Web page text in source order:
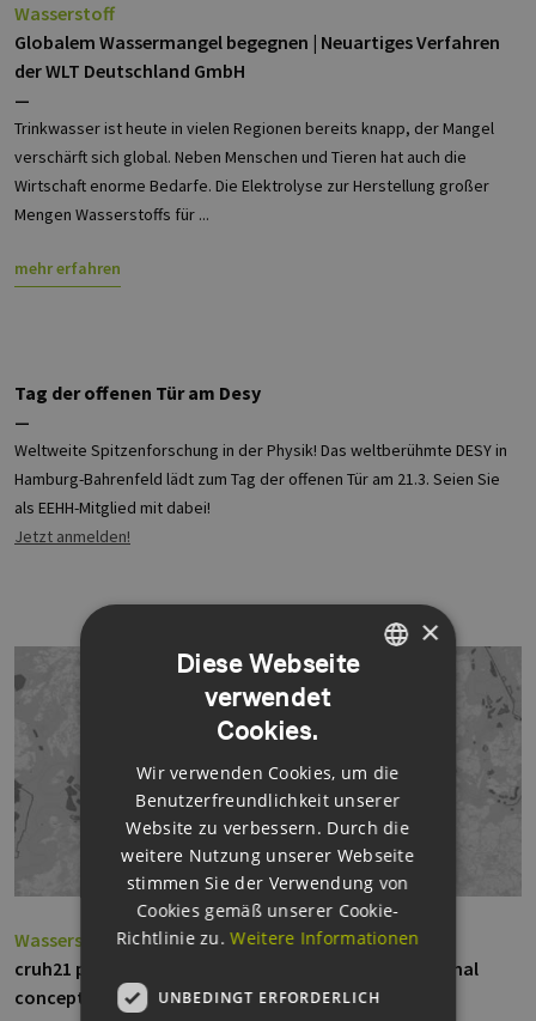
Wasserstoff
Globalem Wassermangel begegnen | Neuartiges Verfahren
der WLT Deutschland GmbH
—
Trinkwasser ist heute in vielen Regionen bereits knapp, der Mangel
verschärft sich global. Neben Menschen und Tieren hat auch die
Wirtschaft enorme Bedarfe. Die Elektrolyse zur Herstellung großer
Mengen Wasserstoffs für ...
mehr erfahren
Tag der offenen Tür am Desy
—
Weltweite Spitzenforschung in der Physik! Das weltberühmte DESY in
Hamburg-Bahrenfeld lädt zum Tag der offenen Tür am 21.3. Seien Sie
als EEHH-Mitglied mit dabei!
Jetzt anmelden!
Wasserstoff
cruh21 promotes offshore hydrogen and transnational
concepts in the MOHN project
GERMAN
×
Diese Webseite
verwendet
Cookies.
Wir verwenden Cookies, um die
Benutzerfreundlichkeit unserer
Website zu verbessern. Durch die
weitere Nutzung unserer Webseite
stimmen Sie der Verwendung von
Cookies gemäß unserer Cookie-
Richtlinie zu. Weitere Informationen
UNBEDINGT ERFORDERLICH